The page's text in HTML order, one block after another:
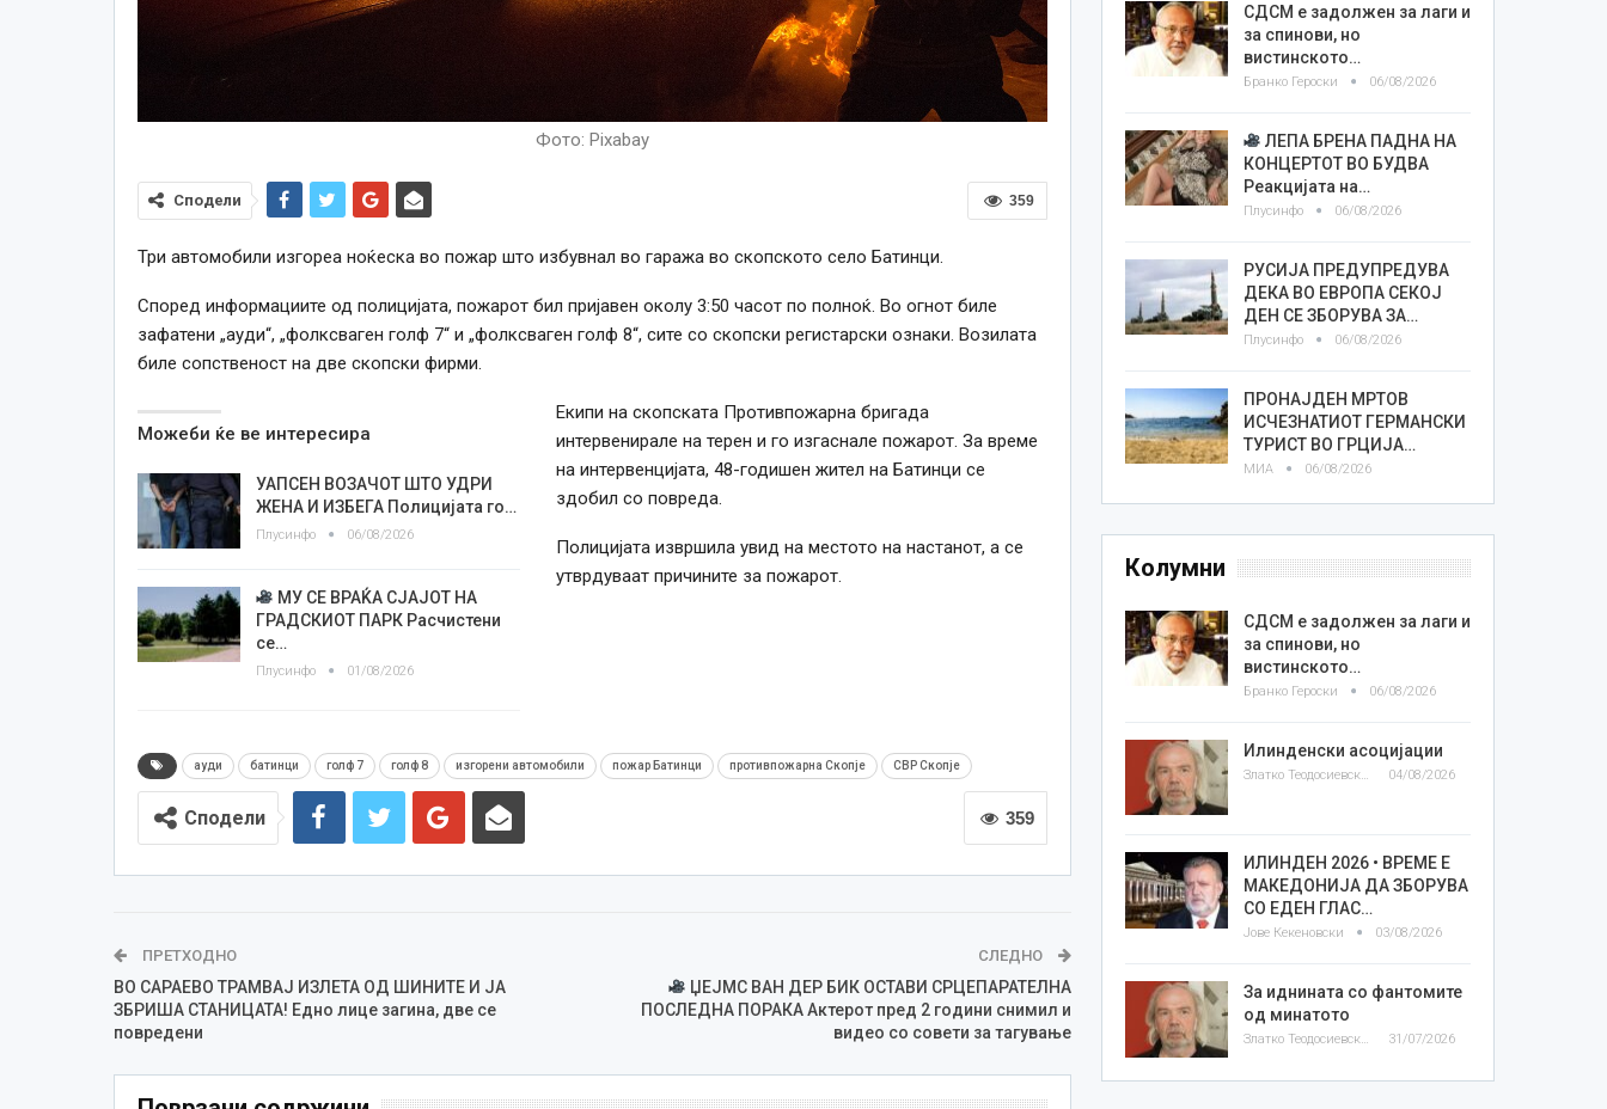
Фото: Pixabay
359
Сподели
Три автомобили изгореа ноќеска во пожар што избувнал во гаража во скопското село Батинци.
Според информациите од полицијата, пожарот бил пријавен околу 3:50 часот по полноќ. Во огнот биле
зафатени „ауди“, „фолксваген голф 7“ и „фолксваген голф 8“, сите со скопски регистарски ознаки. Возилата
биле сопственост на две скопски фирми.
Можеби ќе ве интересира
УАПСЕН ВОЗАЧОТ ШТО УДРИ
ЖЕНА И ИЗБЕГА Полицијата го…
Плусинфо 06/08/2026
МУ СЕ ВРАЌА СЈАЈОТ НА
ГРАДСКИОТ ПАРК Расчистени
се…
Плусинфо 01/08/2026
Екипи на скопската Противпожарна бригада
интервенирале на терен и го изгаснале пожарот. За време
на интервенцијата, 48-годишен жител на Батинци се
здобил со повреда.
Полицијата извршила увид на местото на настанот, а се
утврдуваат причините за пожарот.
ауди батинци голф 7 голф 8 изгорени автомобили пожар Батинци противпожарна Скопје СВР Скопје
359
Сподели
ПРЕТХОДНО
ВО САРАЕВО ТРАМВАЈ ИЗЛЕТА ОД ШИНИТЕ И ЈА
ЗБРИША СТАНИЦАТА! Едно лице загина, две се
повредени
СЛЕДНО
ЏЕЈМС ВАН ДЕР БИК ОСТАВИ СРЦЕПАРАТЕЛНА
ПОСЛЕДНА ПОРАКА Актерот пред 2 години снимил и
видео со совети за тагување
СДСМ е задолжен за лаги и
за спинови, но
вистинското…
Бранко Героски 06/08/2026
ЛЕПА БРЕНА ПАДНА НА
КОНЦЕРТОТ ВО БУДВА
Реакцијата на…
Плусинфо 06/08/2026
РУСИЈА ПРЕДУПРЕДУВА
ДЕКА ВО ЕВРОПА СЕКОЈ
ДЕН СЕ ЗБОРУВА ЗА…
Плусинфо 06/08/2026
ПРОНАЈДЕН МРТОВ
ИСЧЕЗНАТИОТ ГЕРМАНСКИ
ТУРИСТ ВО ГРЦИЈА…
МИА 06/08/2026
Колумни
СДСМ е задолжен за лаги и
за спинови, но
вистинското…
Бранко Героски 06/08/2026
Илинденски асоцијации
Златко Теодосиевски 04/08/2026
ИЛИНДЕН 2026 • ВРЕМЕ Е
МАКЕДОНИЈА ДА ЗБОРУВА
СО ЕДЕН ГЛАС…
Јове Кекеновски 03/08/2026
За иднината со фантомите
од минатото
Златко Теодосиевски 31/07/2026